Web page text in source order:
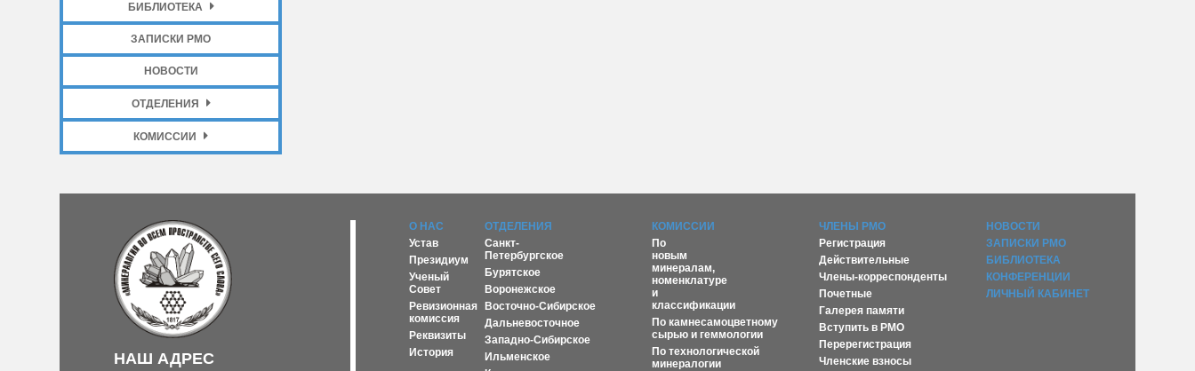
БИБЛИОТЕКА
ЗАПИСКИ РМО
НОВОСТИ
ОТДЕЛЕНИЯ
КОМИССИИ
НАШ АДРЕС
О НАС
Устав
Президиум
Ученый
Совет
Ревизионная
комиссия
Реквизиты
История
ОТДЕЛЕНИЯ
Санкт-
Петербургское
Бурятское
Воронежское
Восточно-Сибирское
Дальневосточное
Западно-Сибирское
Ильменское
КОМИССИИ
По
новым
минералам,
номенклатуре
и
классификации
По камнесамоцветному
сырью и геммологии
По технологической
минералогии
ЧЛЕНЫ РМО
Регистрация
Действительные
Члены-корреспонденты
Почетные
Галерея памяти
Вступить в РМО
Перерегистрация
Членские взносы
НОВОСТИ
ЗАПИСКИ РМО
БИБЛИОТЕКА
КОНФЕРЕНЦИИ
ЛИЧНЫЙ КАБИНЕТ